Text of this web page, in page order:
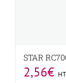
STAR
2,56€ HT